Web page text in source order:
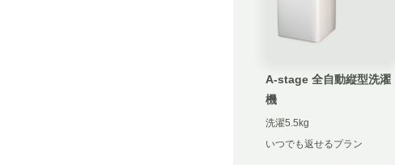
A-stage 全自動縦型洗濯
機
洗濯5.5kg
いつでも返せるプラン